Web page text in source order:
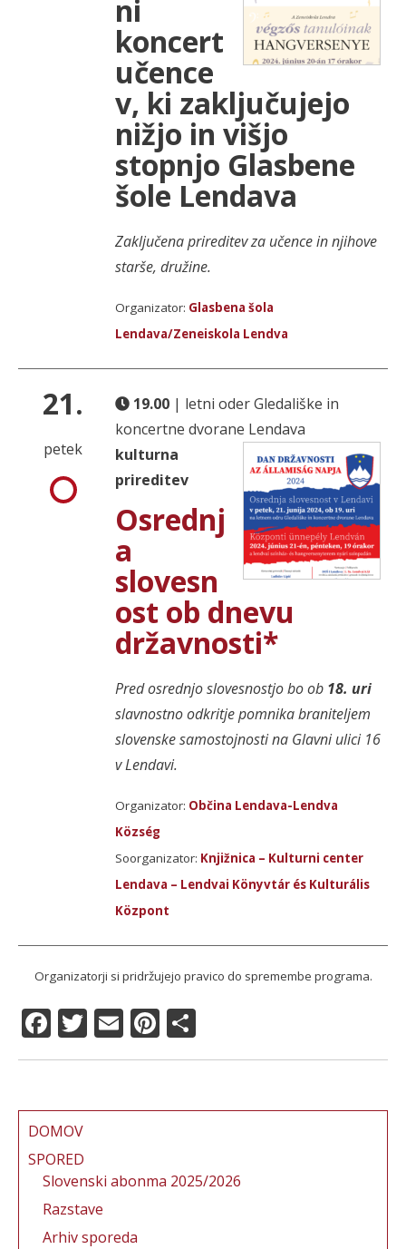
ni
koncert
učence
v, ki zaključujejo
nižjo in višjo
stopnjo Glasbene
šole Lendava
Zaključena prireditev za učence in njihove
starše, družine.
Organizator: Glasbena šola
Lendava/Zeneiskola Lendva
21.
petek
19.00 | letni oder Gledališke in
koncertne dvorane Lendava
kulturna
prireditev
Osrednj
a
slovesn
ost ob dnevu
državnosti*
Pred osrednjo slovesnostjo bo ob 18. uri
slavnostno odkritje pomnika braniteljem
slovenske samostojnosti na Glavni ulici 16
v Lendavi.
Organizator: Občina Lendava-Lendva
Község
Soorganizator: Knjižnica – Kulturni center
Lendava – Lendvai Könyvtár és Kulturális
Központ
Organizatorji si pridržujejo pravico do spremembe programa.
F
a
e
b
o
o
k
T
w
te
E
m
l
Pi
n
re
h
re
DOMOV
SPORED
Slovenski abonma 2025/2026
Razstave
Arhiv sporeda